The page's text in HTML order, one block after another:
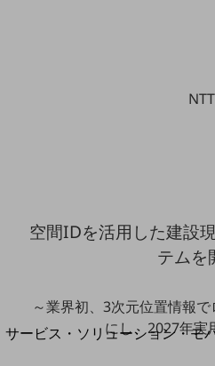
LGPF(Local Government Platform)
サービス・ソリューション・モ
空間IDを活用した建設
テムを
～業界初、3次元位置情報
にし、2027年実